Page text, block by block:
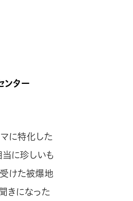
ンター
に特化した
に珍しいも
けた被爆地
きになった